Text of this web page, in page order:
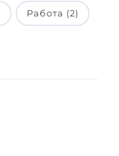
Работа (2)